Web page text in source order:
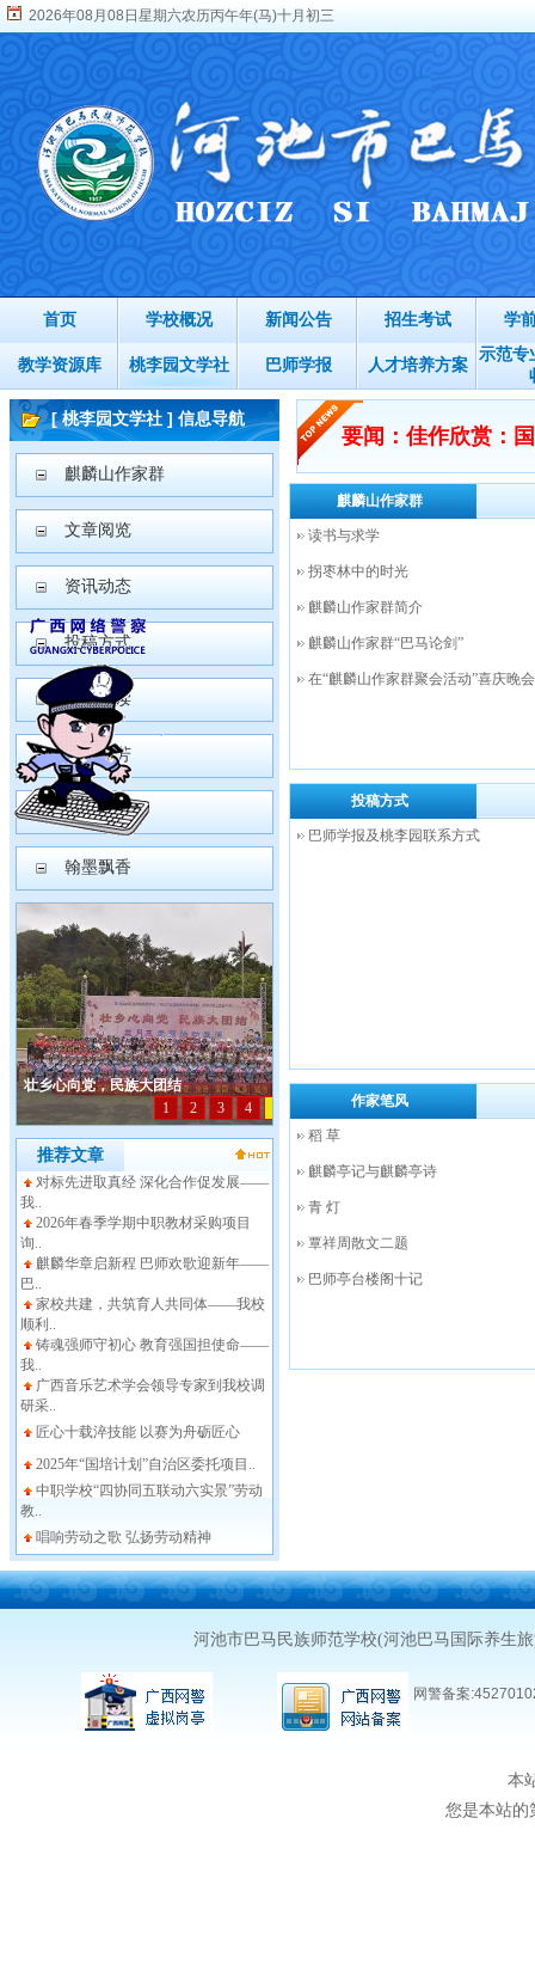
2026年08月08日星期六农历丙午年(马)十月初三
首页 学校概况 新闻公告 招生考试 学
教学资源库 桃李园文学社 巴师学报 人才培养方案
示范专
[ 桃李园文学社 ] 信息导航
麒麟山作家群
文章阅览
资讯动态
投稿方式
园丁耕读
桃李芬芳
作家笔风
翰墨飘香
推荐文章
对标先进取真经 深化合作促发展——
我..
2026年春季学期中职教材采购项目
询..
麒麟华章启新程 巴师欢歌迎新年——
巴..
家校共建，共筑育人共同体——我校
顺利..
铸魂强师守初心 教育强国担使命——
我..
广西音乐艺术学会领导专家到我校调
研采..
匠心十载淬技能 以赛为舟砺匠心
2025年“国培计划”自治区委托项目..
中职学校“四协同五联动六实景”劳动
教..
唱响劳动之歌 弘扬劳动精神
要闻：佳作欣赏：
麒麟山作家群
读书与求学
拐枣林中的时光
麒麟山作家群简介
麒麟山作家群“巴马论剑”
在“麒麟山作家群聚会活动”喜庆晚
投稿方式
巴师学报及桃李园联系方式
作家笔风
稻 草
麒麟亭记与麒麟亭诗
青 灯
覃祥周散文二题
巴师亭台楼阁十记
河池市巴马民族师范学校(河池巴马国际养生
网警备案
本
您是本站的